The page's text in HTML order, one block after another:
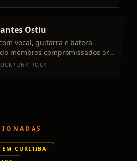
Ostiu
vocal, guitarra e batera
membros compromissados pra
time. Mix de rap e rock em
PUNK ROCK
CURITIBA